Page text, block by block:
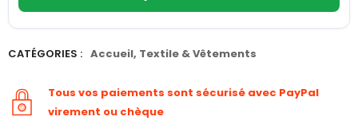
CATÉGORIES : Accueil, Textile & Vêtements
Tous vos paiements sont sécurisé avec PayPal
virement ou chèque